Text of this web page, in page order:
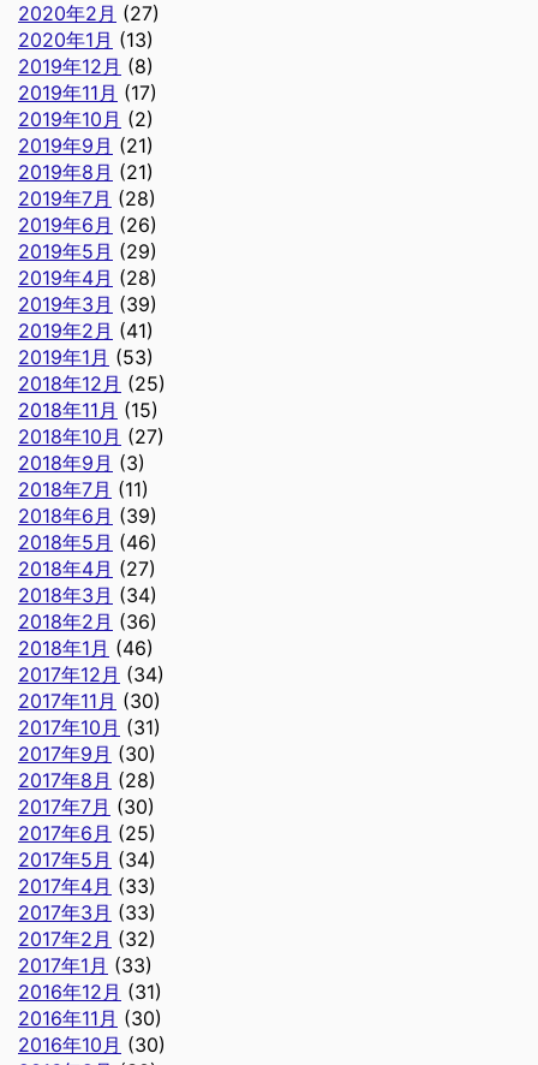
2020年2月 (27)
2020年1月 (13)
2019年12月 (8)
2019年11月 (17)
2019年10月 (2)
2019年9月 (21)
2019年8月 (21)
2019年7月 (28)
2019年6月 (26)
2019年5月 (29)
2019年4月 (28)
2019年3月 (39)
2019年2月 (41)
2019年1月 (53)
2018年12月 (25)
2018年11月 (15)
2018年10月 (27)
2018年9月 (3)
2018年7月 (11)
2018年6月 (39)
2018年5月 (46)
2018年4月 (27)
2018年3月 (34)
2018年2月 (36)
2018年1月 (46)
2017年12月 (34)
2017年11月 (30)
2017年10月 (31)
2017年9月 (30)
2017年8月 (28)
2017年7月 (30)
2017年6月 (25)
2017年5月 (34)
2017年4月 (33)
2017年3月 (33)
2017年2月 (32)
2017年1月 (33)
2016年12月 (31)
2016年11月 (30)
2016年10月 (30)